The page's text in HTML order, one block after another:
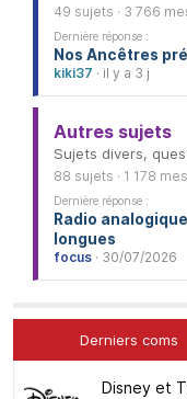
49 sujets · 3 766
Dernière réponse :
Nos Ancêtres
kiki37 · il y a 3 j
Autres sujets
Sujets divers,
88 sujets · 1 178
Dernière réponse :
Radio
longues
focus · 30/07/2026
Derniers coms
Disney et